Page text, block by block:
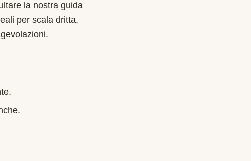
la nostra guida
per scala dritta,
.